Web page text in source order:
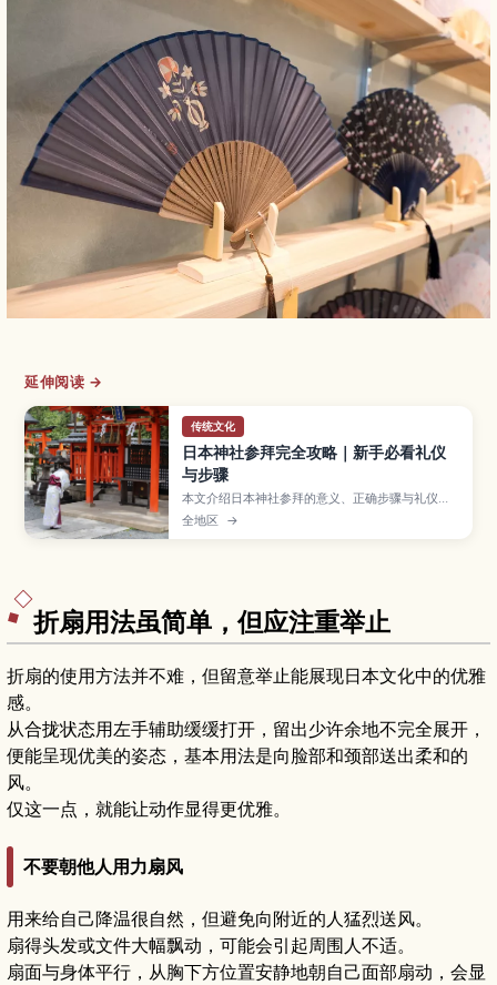
延伸阅读 →
传统文化
日本神社参拜完全攻略｜新手必看礼仪
与步骤
本文介绍日本神社参拜的意义、正确步骤与礼仪要
点，帮助访日游客避免失礼，更从容地体验神社文
化。
全地区 →
折扇用法虽简单，但应注重举止
折扇的使用方法并不难，但留意举止能展现日本文化中的优雅
感。
从合拢状态用左手辅助缓缓打开，留出少许余地不完全展开，
便能呈现优美的姿态，基本用法是向脸部和颈部送出柔和的
风。
仅这一点，就能让动作显得更优雅。
不要朝他人用力扇风
用来给自己降温很自然，但避免向附近的人猛烈送风。
扇得头发或文件大幅飘动，可能会引起周围人不适。
扇面与身体平行，从胸下方位置安静地朝自己面部扇动，会显